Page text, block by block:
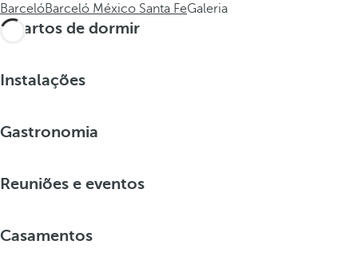
BarcelóBarceló México Santa FeGaleria
Quartos de dormir
Instalações
Gastronomia
Reuniões e eventos
Casamentos